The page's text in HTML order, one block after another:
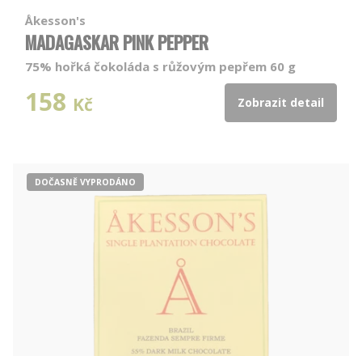
Åkesson's
MADAGASKAR PINK PEPPER
75% hořká čokoláda s růžovým pepřem 60 g
158 Kč Zobrazit detail
DOČASNĚ VYPRODÁNO